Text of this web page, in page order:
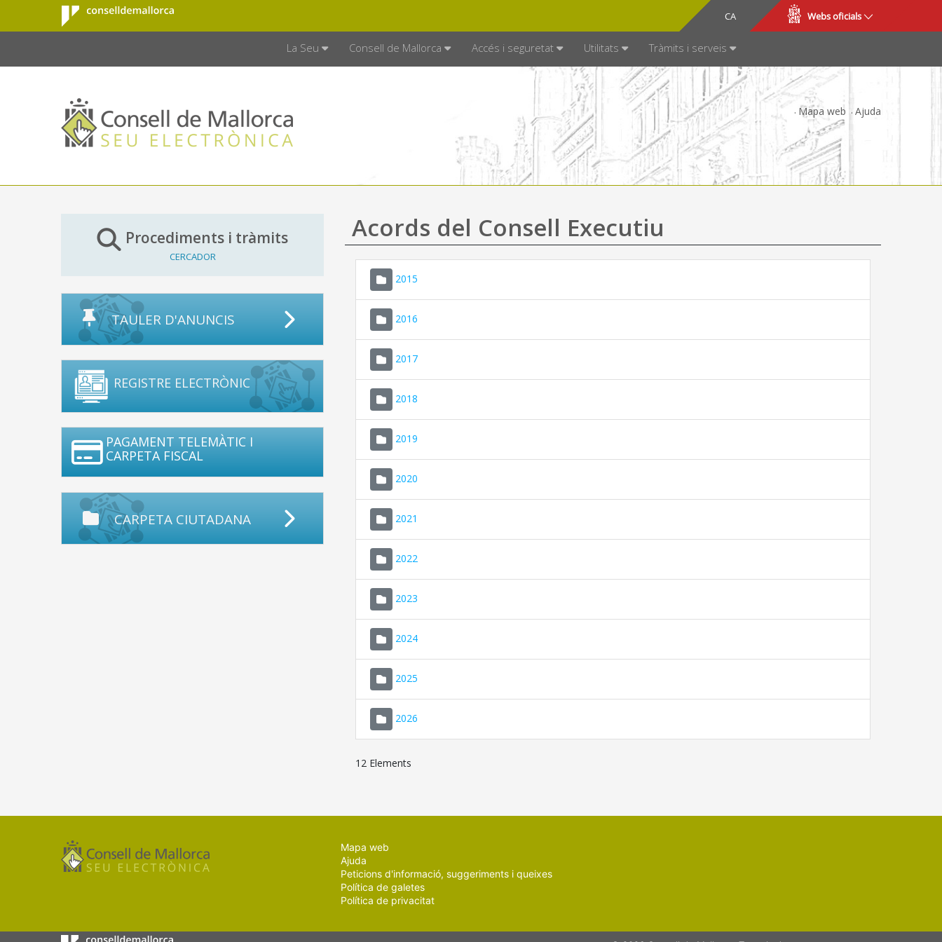
Salta al contingut principal
Consell de
Mallorca
CA
ES Webs oficials
La Seu Consell de Mallorca Accés i seguretat Utilitats Tràmits i serveis
Mapa web Ajuda
Procediments i tràmits
CERCADOR
TAULER D'ANUNCIS
REGISTRE ELECTRÒNIC
PAGAMENT TELEMÀTIC I
CARPETA FISCAL
CARPETA CIUTADANA
Acords del Consell Executiu
2015
2016
2017
2018
2019
2020
2021
2022
2023
2024
2025
2026
12 Elements
Mapa web
Ajuda
Peticions d'informació, suggeriments i queixes
Política de galetes
Política de privacitat